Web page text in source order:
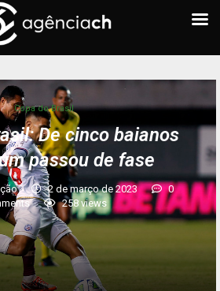
Copa do Brasil
De cinco baianos
passou de fase
2 de março de 2023
0
258 views